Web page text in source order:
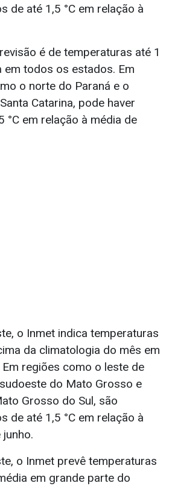
de até 1,5 °C em relação à
é de temperaturas até 1
em todos os estados. Em
o norte do Paraná e o
Catarina, pode haver
°C em relação à média de
o Inmet indica temperaturas
da climatologia do mês em
regiões como o leste de
do Mato Grosso e
Grosso do Sul, são
de até 1,5 °C em relação à
o Inmet prevê temperaturas
em grande parte do